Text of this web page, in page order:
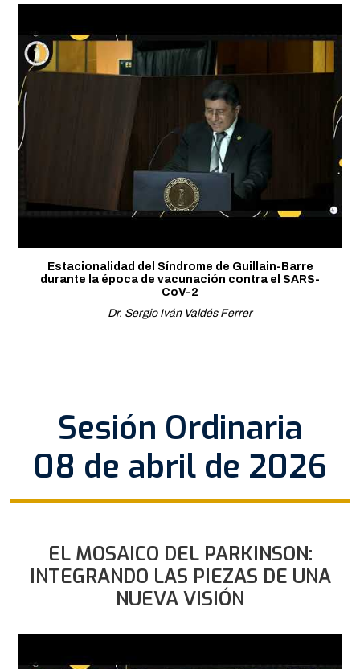
Estacionalidad del Síndrome de Guillain-Barre
durante la época de vacunación contra el SARS-
CoV-2
Dr. Sergio Iván Valdés Ferrer
Sesión Ordinaria
08 de abril de 2026
EL MOSAICO DEL PARKINSON:
INTEGRANDO LAS PIEZAS DE UNA
NUEVA VISIÓN